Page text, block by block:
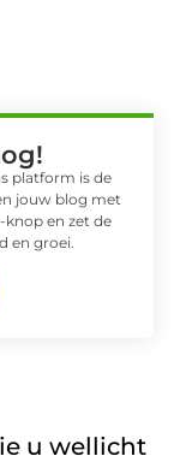
platform is de
jouw blog met
knop en zet de
en groei.
u wellicht